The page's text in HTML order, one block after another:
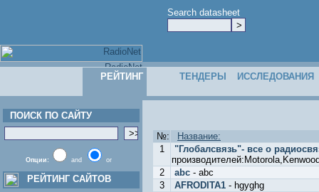
Search datasheet
РЕЙТИНГ ТЕНДЕРЫ ИССЛЕДОВАНИЯ
ПОИСК ПО САЙТУ
Опции: and or
РЕЙТИНГ САЙТОВ
№:
Название:
1
"Глобалсвязь"- все о
2
abc - abc
3
AFRODITA1 - hgyghg